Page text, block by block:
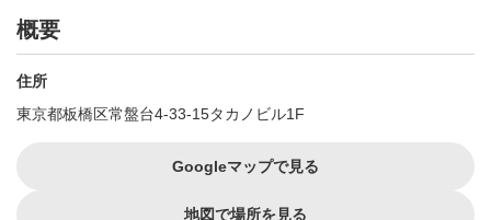
概要
住所
東京都板橋区常盤台4-33-15タカノビル1F
Googleマップで見る
地図で場所を見る